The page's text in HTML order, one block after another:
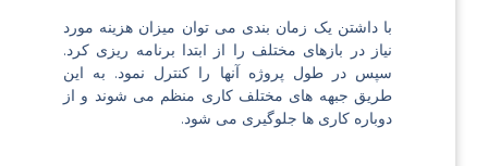
با داشتن یک زمان بندی می توان میزان هزینه مورد
نیاز در بازهای مختلف را از ابتدا برنامه ریزی کرد.
سپس در طول پروژه آنها را کنترل نمود. به این
طریق جبهه های مختلف کاری منظم می شوند و از
دوباره کاری ها جلوگیری می شود.